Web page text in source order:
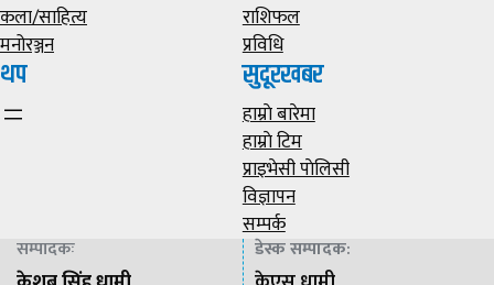
कला/साहित्य
मनोरञ्जन
राशिफल
प्रविधि
थप सुदूरखबर
हाम्राे बारेमा
हाम्राे टिम
प्राइभेसी पाेलिसी
विज्ञापन
सम्पर्क
सम्पादकः डेस्क सम्पादक: